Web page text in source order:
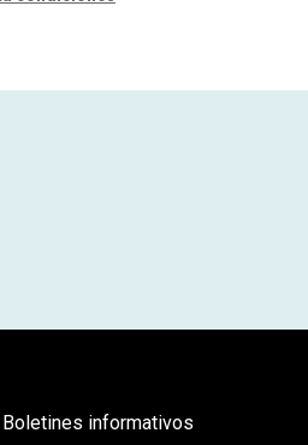
Boletines informativos